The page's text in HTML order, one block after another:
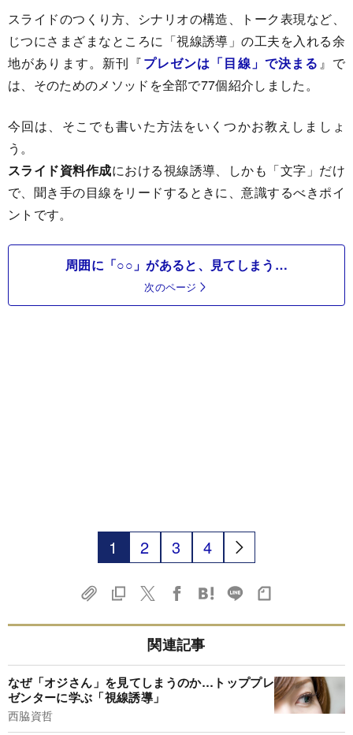
スライドのつくり方、シナリオの構造、トーク表現など、
じつにさまざまなところに「視線誘導」の工夫を入れる余
地があります。新刊『プレゼンは「目線」で決まる 』で
は、そのためのメソッドを全部で77個紹介しました。
今回は、そこでも書いた方法をいくつかお教えしましょ
う。
スライド資料作成における視線誘導、しかも「文字」だけ
で、聞き手の目線をリードするときに、意識するべきポイ
ントです。
周囲に「○○」があると、見てしまう…
次のページ
1 2 3 4
関連記事
なぜ「オジさん」を見てしまうのか…トッププレ
ゼンターに学ぶ「視線誘導」
西脇資哲